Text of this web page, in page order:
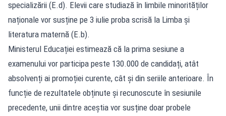
specializării (E.d). Elevii care studiază în limbile minorităților
naționale vor susține pe 3 iulie proba scrisă la Limba și
literatura maternă (E.b).
Ministerul Educației estimează că la prima sesiune a
examenului vor participa peste 130.000 de candidați, atât
absolvenți ai promoției curente, cât și din seriile anterioare. În
funcție de rezultatele obținute și recunoscute în sesiunile
precedente, unii dintre aceștia vor susține doar probele